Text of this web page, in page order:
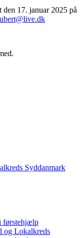
17. januar 2025 på
Syddanmark
førstehjælp
og Lokalkreds